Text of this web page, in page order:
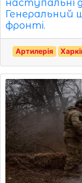
наступальні
Генеральний
фронті.
Артилерія